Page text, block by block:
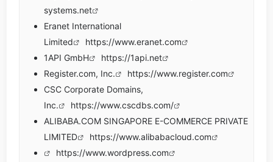
systems.net
Eranet International
Limited
https://www.eranet.com
1API GmbH
https://1api.net
Register.com, Inc.
https://www.register.com
CSC Corporate Domains,
Inc.
https://www.cscdbs.com/
ALIBABA.COM SINGAPORE E-COMMERCE PRIVATE
LIMITED
https://www.alibabacloud.com
https://www.wordpress.com